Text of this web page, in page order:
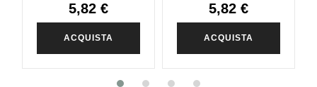
5,82 €
ACQUISTA
5,82 €
ACQUISTA